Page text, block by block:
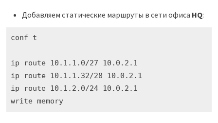
Добавляем статические маршруты в сети офиса HQ:
conf t
ip route 10.1.1.0/27 10.0.2.1
ip route 10.1.1.32/28 10.0.2.1
ip route 10.1.2.0/24 10.0.2.1
write memory